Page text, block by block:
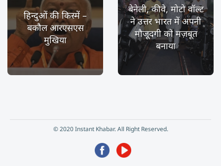
हिन्दुओं की किस्में –
बकौल आरएसएस
मुखिया
बेनेली, कीवे, मोटो वॉल्ट
ने उत्तर भारत में अपनी
मौजूदगी को मज़बूत
बनाया
© 2020 Instant Khabar. All Right Reserved.